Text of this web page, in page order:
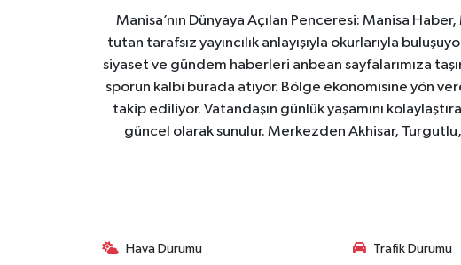
Manisa’nın Dünyaya Açılan Penceresi: Manisa
tutan tarafsız yayıncılık anlayışıyla okurlarıyla
siyaset ve gündem haberleri anbean sayfalarımıza
sporun kalbi burada atıyor. Bölge ekonomisine yön
takip ediliyor. Vatandaşın günlük yaşamını
güncel olarak sunulur. Merkezden Akhisar,
Hava Durumu Trafik Durumu